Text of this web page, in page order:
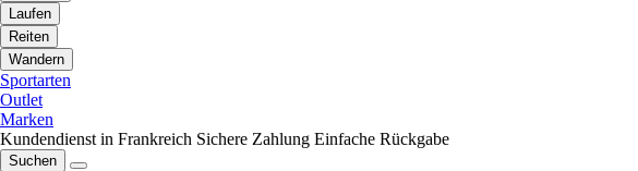
Laufen
Reiten
Wandern
Sportarten
Outlet
Marken
Kundendienst in Frankreich Sichere Zahlung Einfache Rückgabe
Suchen